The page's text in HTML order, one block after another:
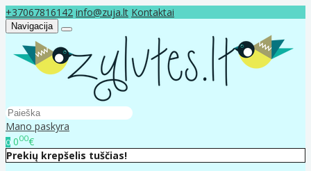
+37067816142 info@zuja.lt Kontaktai
Navigacija
Mano paskyra
0 000€
Prekių krepšelis tuščias!